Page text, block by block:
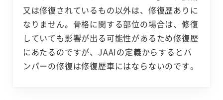
又は修復されているもの以外は、修復歴ありに
なりません。骨格に関する部位の場合は、修復
していても影響が出る可能性があるため修復歴
にあたるのですが、JAAIの定義からするとバ
ンパーの修復は修復歴車にはならないのです。